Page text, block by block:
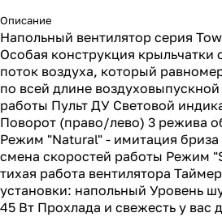
Описание
Напольный вентилятор серия
Особая конструкция
поток воздуха, который
по всей длине
работы Пульт ДУ Световой
Поворот (право/лево) 3 режива
Режим "Natural" - имитация бриза
смена скоростей работы Режим
тихая работа вентилятора
установки: напольный Уровень
45 Вт Прохлада и свежесть у вас